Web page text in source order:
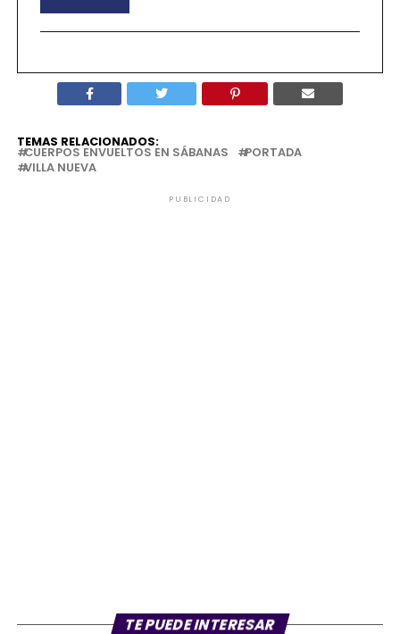
TEMAS RELACIONADOS:
CUERPOS ENVUELTOS EN SÁBANAS
PORTADA
VILLA NUEVA
PUBLICIDAD
TE PUEDE INTERESAR